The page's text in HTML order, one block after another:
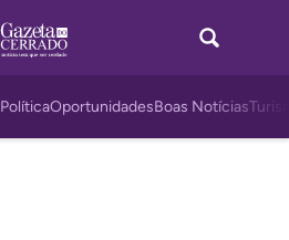
PolíticaOportunidadesBoas Notícias